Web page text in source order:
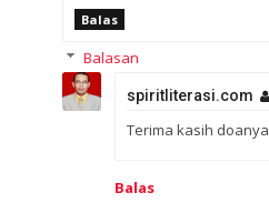
Balas
Balasan
spiritliterasi.com
Terima kasih doanya
Balas